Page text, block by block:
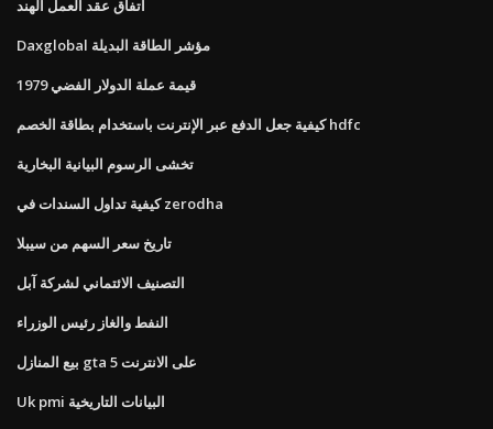
اتفاق عقد العمل الهند
Daxglobal مؤشر الطاقة البديلة
قيمة عملة الدولار الفضي 1979
كيفية جعل الدفع عبر الإنترنت باستخدام بطاقة الخصم hdfc
تخشى الرسوم البيانية البخارية
كيفية تداول السندات في zerodha
تاريخ سعر السهم من سيبلا
التصنيف الائتماني لشركة آبل
النفط والغاز رئيس الوزراء
بيع المنازل gta 5 على الانترنت
Uk pmi البيانات التاريخية